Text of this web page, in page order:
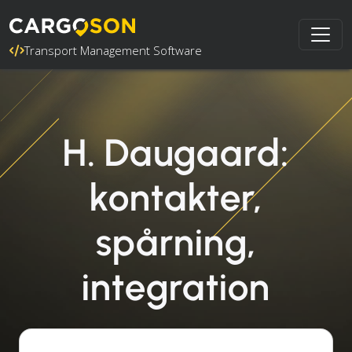
Transport Management Software
H. Daugaard:
kontakter,
spårning,
integration